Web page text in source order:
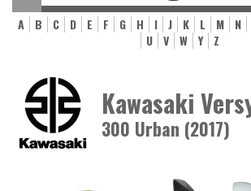
A B C D E F G H I J K L M N
U
V W Y Z
Kawasaki
300 Urban (2017)